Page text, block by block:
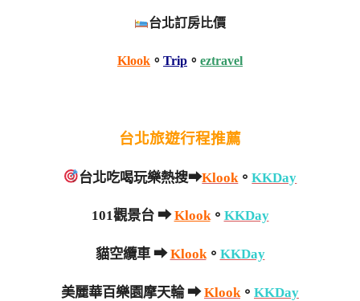
台北訂房比價
Klook 。 Trip 。 eztravel
台北旅遊行程推薦
台北吃喝玩樂熱搜➡Klook 。KKDay
101觀景台 ➡Klook。 KKDay
貓空纜車 ➡Klook。 KKDay
美麗華百樂園摩天輪 ➡Klook 。 KKDay